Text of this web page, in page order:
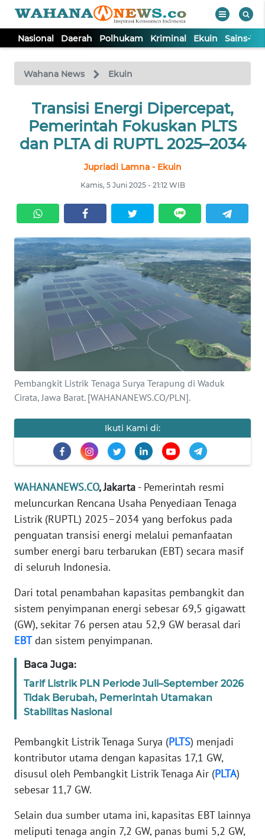
Nasional Daerah Polhukam Kriminal Ekuin Sains-
Wahana News Ekuin
Transisi Energi Dipercepat,
Pemerintah Fokuskan PLTS
dan PLTA di RUPTL 2025–2034
Jupriadi Lamna - Ekuin
Kamis, 5 Juni 2025 - 21:12 WIB
Pembangkit Listrik Tenaga Surya Terapung di Waduk
Cirata, Jawa Barat. [WAHANANEWS.CO/PLN].
Ikuti Kami di:
WAHANANEWS.CO, Jakarta - Pemerintah resmi
meluncurkan Rencana Usaha Penyediaan Tenaga
Listrik (RUPTL) 2025–2034 yang berfokus pada
penguatan transisi energi melalui pemanfaatan
sumber energi baru terbarukan (EBT) secara masif
di seluruh Indonesia.
Dari total penambahan kapasitas pembangkit dan
sistem penyimpanan energi sebesar 69,5 gigawatt
(GW), sekitar 76 persen atau 52,9 GW berasal dari
EBTdan sistem penyimpanan.
Baca Juga:
Tarif Listrik PLN Periode Juli–September 2026
Tidak Berubah, Pemerintah Utamakan
Stabilitas Nasional
Pembangkit Listrik Tenaga Surya (PLTS) menjadi
kontributor utama dengan kapasitas 17,1 GW,
disusul oleh Pembangkit Listrik Tenaga Air (PLTA)
sebesar 11,7 GW.
Selain dua sumber utama ini, kapasitas EBT lainnya
meliputi tenaga angin 7,2 GW, panas bumi 5,2 GW,
TV
Tutup
NASIONAL
DAERAH
KRIMINAL
EKUIN
SAINS-TEKNO
KESEHATAN
INTERNASIONAL
SERBA-SERBI
PENDIDIKAN
OLAHRAGA
EDITORIAL
Informasi
INDEKS
BERITA
KONTAK
IKLAN
TENTANG
KAMI
PEDOMAN
MEDIA
SIBER
REDAKSI